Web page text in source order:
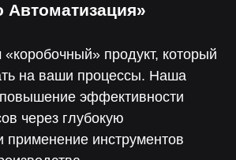
Автоматизация»
продукт, который
на ваши процессы. Наша
эффективности
через глубокую
применение инструментов